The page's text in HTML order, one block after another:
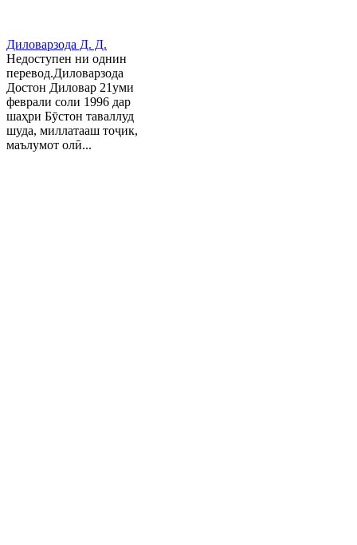
Диловарзода Д. Д.
Недоступен ни однин
перевод.Диловарзода
Достон Диловар 21уми
феврали соли 1996 дар
шаҳри Бӯстон таваллуд
шуда, миллатааш тоҷик,
маълумот олӣ...